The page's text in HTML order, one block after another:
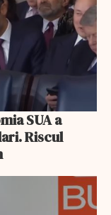
SUA a
Riscul